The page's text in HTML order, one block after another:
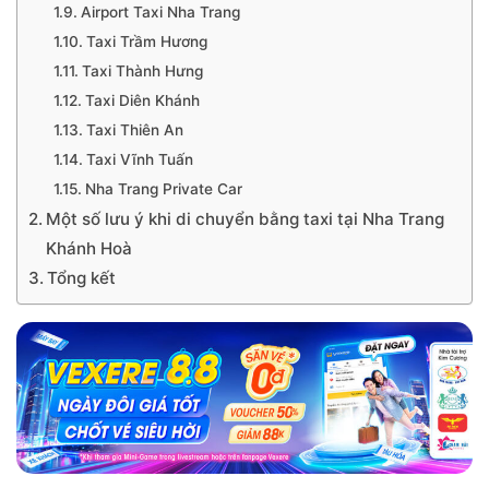
Airport Taxi Nha Trang
Taxi Trầm Hương
Taxi Thành Hưng
Taxi Diên Khánh
Taxi Thiên An
Taxi Vĩnh Tuấn
Nha Trang Private Car
Một số lưu ý khi di chuyển bằng taxi tại Nha Trang
Khánh Hoà
Tổng kết